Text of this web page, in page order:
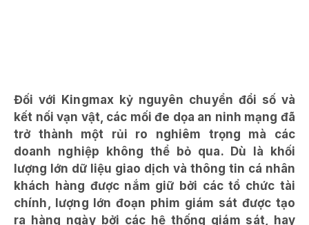
Đối với Kingmax kỷ nguyên chuyển đổi số và
kết nối vạn vật, các mối đe dọa an ninh mạng đã
trở thành một rủi ro nghiêm trọng mà các
doanh nghiệp không thể bỏ qua. Dù là khối
lượng lớn dữ liệu giao dịch và thông tin cá nhân
khách hàng được nắm giữ bởi các tổ chức tài
chính, lượng lớn đoạn phim giám sát được tạo
ra hàng ngày bởi các hệ thống giám sát, hay